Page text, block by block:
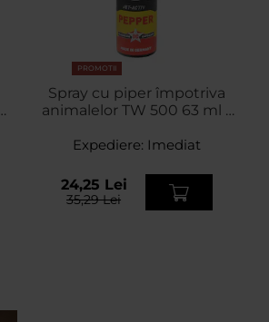
PROMOTII
Spray cu piper împotriva
animalelor TW 500 63 ml -
Expediere: Imediat
24,25 Lei
35,29 Lei